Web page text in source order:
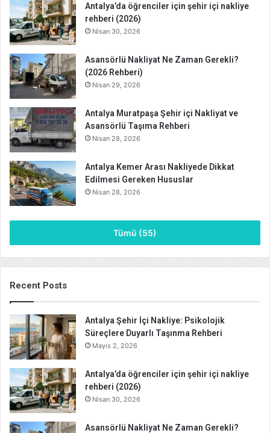
Antalya’da öğrenciler için şehir içi nakliye
rehberi (2026)
Nisan 30, 2026
Asansörlü Nakliyat Ne Zaman Gerekli?
(2026 Rehberi)
Nisan 29, 2026
Antalya Muratpaşa Şehir içi Nakliyat ve
Asansörlü Taşıma Rehberi
Nisan 28, 2026
Antalya Kemer Arası Nakliyede Dikkat
Edilmesi Gereken Hususlar
Nisan 28, 2026
Tümü (55)
Recent Posts
Antalya Şehir İçi Nakliye: Psikolojik
Süreçlere Duyarlı Taşınma Rehberi
Mayıs 2, 2026
Antalya’da öğrenciler için şehir içi nakliye
rehberi (2026)
Nisan 30, 2026
Asansörlü Nakliyat Ne Zaman Gerekli?